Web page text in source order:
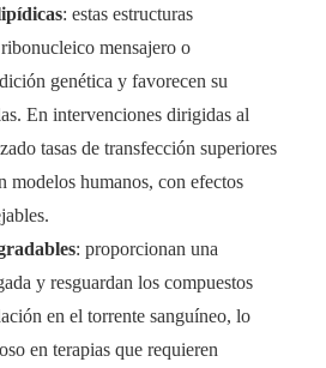
: estas estructuras
mensajero o
genética y favorecen su
En intervenciones dirigidas al
tasas de transfección superiores
modelos humanos, con efectos
: proporcionan una
y resguardan los compuestos
en el torrente sanguíneo, lo
en terapias que requieren